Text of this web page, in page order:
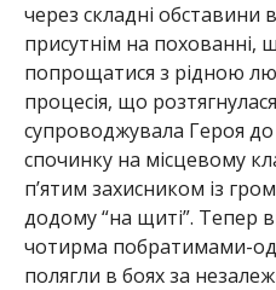
через складні обставини
присутнім на похованні,
попрощатися з рідною
процесія, що
супроводжувала Героя до
спочинку на місцевому
п’ятим захисником із
додому “на щиті”. Тепер
чотирма побратимами-
полягли в боях за